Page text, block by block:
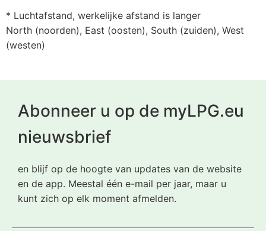
* Luchtafstand, werkelijke afstand is langer
North (noorden), East (oosten), South (zuiden), West
(westen)
Abonneer u op de myLPG.eu
nieuwsbrief
en blijf op de hoogte van updates van de website
en de app. Meestal één e-mail per jaar, maar u
kunt zich op elk moment afmelden.